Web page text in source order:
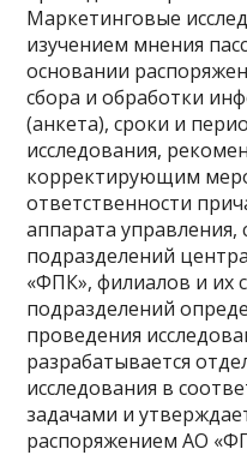
Маркетинговые
изучением мнения
основании
сбора и обработки
(анкета), сроки и
исследования,
корректирующим
ответственности
аппарата управления,
подразделений
«ФПК», филиалов и их
подразделений
проведения
разрабатывается
исследования в
задачами и
распоряжением АО